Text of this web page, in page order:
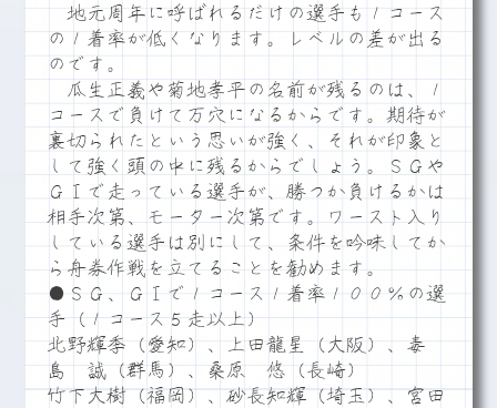
地元周年に呼ばれるだけの選手も１コース
の１着率が低くなります。レベルの差が出る
のです。
瓜生正義や菊地孝平の名前が残るのは、１
コースで負けて万穴になるからです。期待が
裏切られたという思いが強く、それが印象と
して強く頭の中に残るからでしょう。ＳＧや
ＧⅠで走っている選手が、勝つか負けるかは
相手次第、モーター次第です。ワースト入り
している選手は別にして、条件を吟味してか
ら舟券作戦を立てることを勧めます。
●ＳＧ、ＧⅠで１コース１着率１００％の選
手（１コース５走以上）
北野輝季（愛知）、上田龍星（大阪）、毒
島 誠（群馬）、桑原 悠（長崎）
竹下大樹（福岡）、砂長知輝（埼玉）、宮田